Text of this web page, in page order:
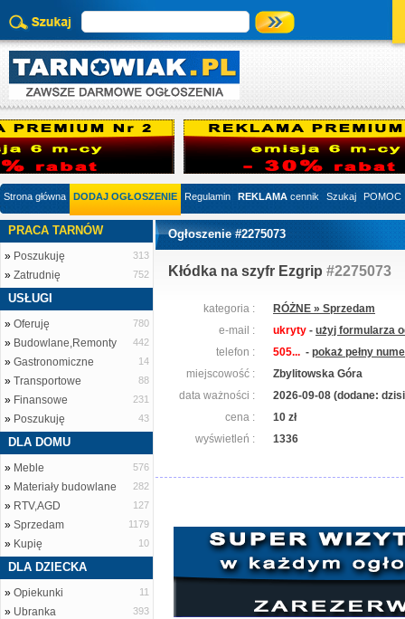
Strona główna DODAJ OGŁOSZENIE Regulamin REKLAMA cennik Szukaj POMOC
PRACA TARNÓW
» Poszukuję 313
» Zatrudnię 752
USŁUGI
» Oferuję 780
» Budowlane,Remonty 442
» Gastronomiczne 14
» Transportowe 88
» Finansowe 231
» Poszukuję 43
DLA DOMU
» Meble 576
» Materiały budowlane 282
» RTV,AGD 127
» Sprzedam 1179
» Kupię 10
DLA DZIECKA
» Opiekunki 11
» Ubranka 393
Ogłoszenie #2275073
Kłódka na szyfr Ezgrip #2275073
kategoria :
RÓŻNE » Sprzedam
e-mail :
ukryty - użyj formularza
telefon :
505... - pokaż pełny
miejscowość :
Zbylitowska Góra
data ważności :
2026-09-08 (dodane:
cena :
10 zł
wyświetleń :
1336